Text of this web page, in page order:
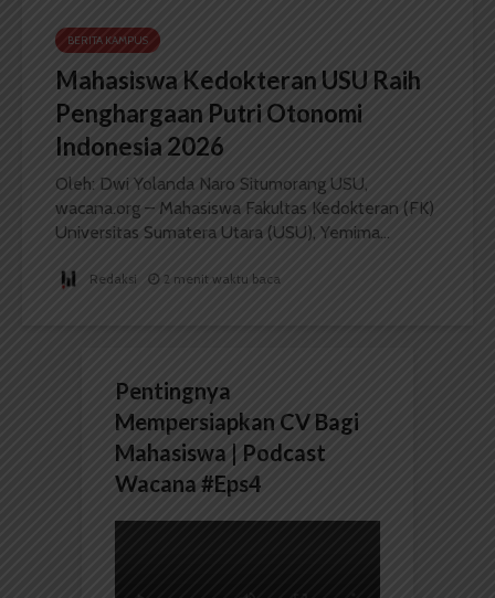
BERITA KAMPUS
Mahasiswa Kedokteran USU Raih
Penghargaan Putri Otonomi
Indonesia 2026
Oleh: Dwi Yolanda Naro Situmorang USU,
wacana.org – Mahasiswa Fakultas Kedokteran (FK)
Universitas Sumatera Utara (USU), Yemima...
Redaksi 2 menit waktu baca
Pentingnya
Mempersiapkan CV Bagi
Mahasiswa | Podcast
Wacana #Eps4